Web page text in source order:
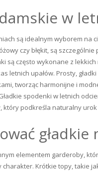
w
są idealnym wyborem na
czy błękit, są
są często wykonane z lekkich
letnich upałów. Prosty,
tworząc harmonijne i
spodenki w letnich
podkreśla naturalny urok
elementem garderoby,
Krótkie topy, takie